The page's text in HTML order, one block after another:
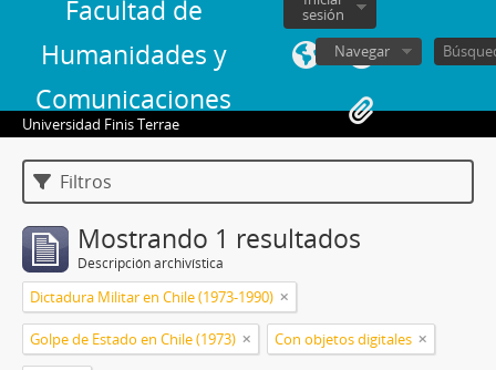
Facultad de
Humanidades y
Comunicaciones
sesión
Navegar
Universidad Finis Terrae
Filtros
Mostrando 1 resultados
Descripción archivística
Dictadura Militar en Chile (1973-1990)
Golpe de Estado en Chile (1973) Con objetos digitales